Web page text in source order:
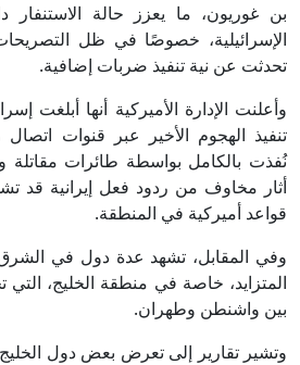
بن غوريون، ما يعزز حالة الاستنفار
الإسرائيلية، خصوصًا في ظل التصريحات
تحدثت عن نية تنفيذ ضربات إضافية.
وأعلنت الإدارة الأميركية أنها
تنفيذ الهجوم الأخير عبر قنوات
نُفذت بالكامل بواسطة طائرات مقاتلة
أثار مخاوف من ردود فعل إيرانية قد
قواعد أميركية في المنطقة.
وفي المقابل، تشهد عدة دول في
المتزايد، خاصة في منطقة الخليج، التي
بين واشنطن وطهران.
وتشير تقارير إلى تعرض بعض دول